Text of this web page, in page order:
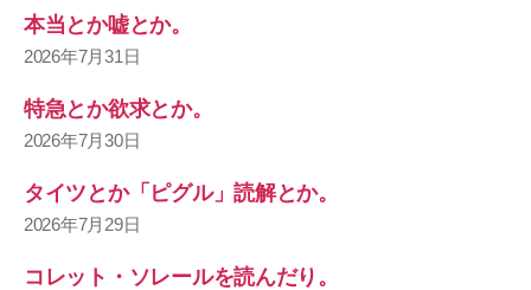
本当とか嘘とか。
2026年7月31日
特急とか欲求とか。
2026年7月30日
タイツとか「ピグル」読解とか。
2026年7月29日
コレット・ソレールを読んだり。